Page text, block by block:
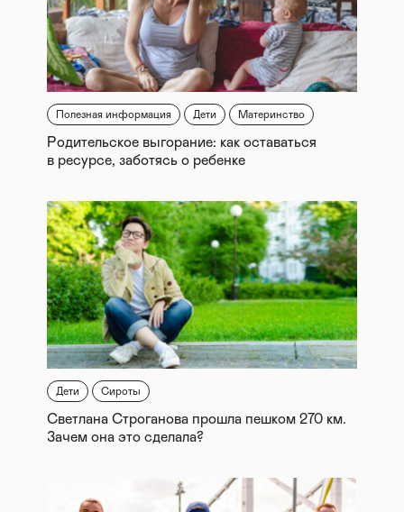
Полезная информация Дети Материнство
Родительское выгорание: как оставаться
в ресурсе, заботясь о ребенке
Дети Сироты
Светлана Строганова прошла пешком 270 км.
Зачем она это сделала?